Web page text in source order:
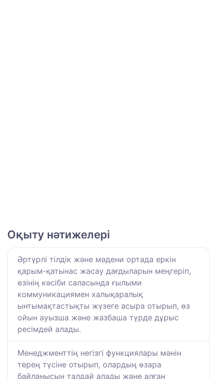
Оқыту нәтижелері
Әртүрлі тілдік және мәдени ортада еркін
қарым-қатынас жасау дағдыларын меңгеріп,
өзінің кәсіби саласында ғылыми
коммуникациямен халықаралық
ынтымақтастықты жүзеге асыра отырып, өз
ойын ауызша және жазбаша түрде дұрыс
ресімдей алады.
Менеджменттің негізгі функциялары мәнін
терең түсіне отырып, олардың өзара
байланысын талдай алады және алған